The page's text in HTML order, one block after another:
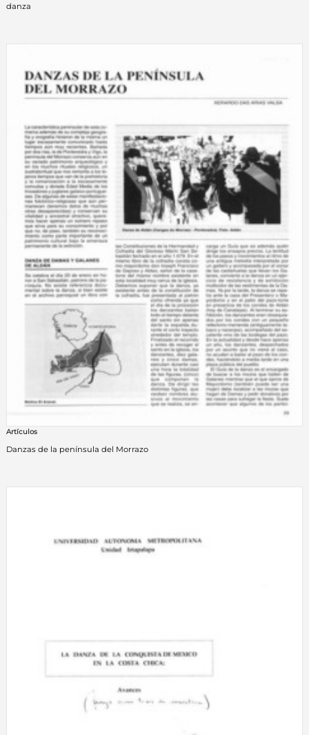
danza
Artículos
Danzas de la península del Morrazo